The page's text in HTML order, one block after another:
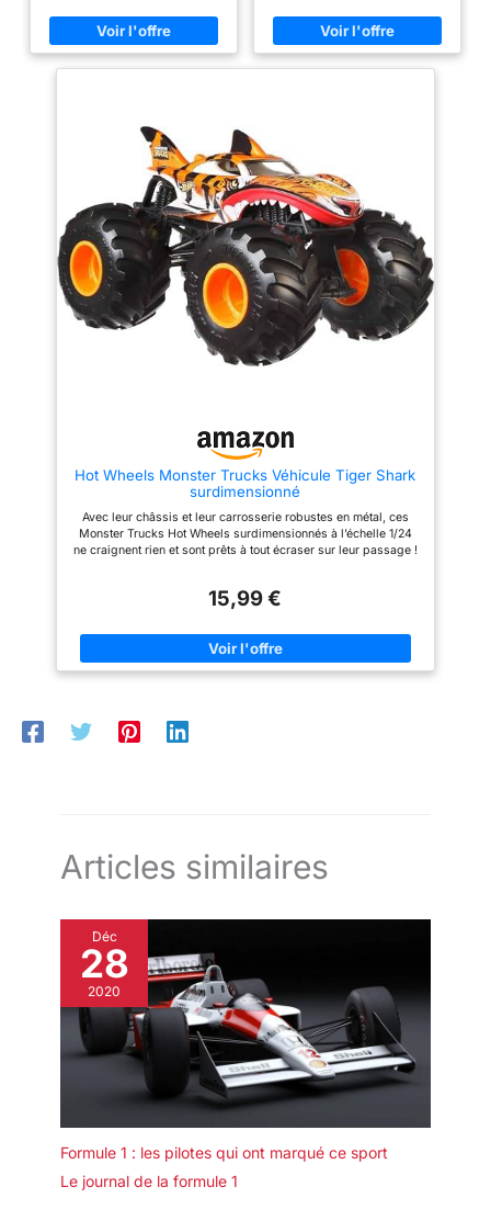
de Hot Wheels ! Pour varier les
plaisirs, la reconfiguration du
circuit permet de jouer de deux
effectue un saut arrière et
atterrisse dans l’une des
coupes. Le coffret comprend un
véhicule Bigfoot Monster Trucks
de Hot Wheels en métal à
l’échelle 1/64 orné d’éléments
décoratifs exclusifs pour son
50ème anniversaire. Le coffret
Défi du Trophée est compatible
avec tous les véhicules à
l’échelle 1/64. (Autres Monster
Trucks vendus séparément.)
Hot Wheels Monster Trucks Véhicule Tiger Shark
surdimensionné
Avec leur châssis et leur carrosserie robustes en métal, ces
Monster Trucks Hot Wheels surdimensionnés à l’échelle 1/24
ne craignent rien et sont prêts à tout écraser sur leur passage !
roues géantes et aux superbes détails. Retrouvez des
connaître sa force, son attaque crash, son but ultime et plus
encore ! L’imagination va tourner à plein régime avec ces
Monster Trucks aux roues géantes et aux styles déments, que
15,99 €
Articles similaires
Déc
28
2020
Formule 1 : les pilotes qui ont marqué ce sport
Le journal de la formule 1